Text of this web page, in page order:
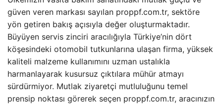
güven veren markası sayılan proppf.com.tr, sektöre
yön getiren bakış açısıyla değer oluşturmaktadır.
Büyüyen servis zinciri aracılığıyla Türkiye’nin dört
köşesindeki otomobil tutkunlarına ulaşan firma, yüksek
kaliteli malzeme kullanımını uzman ustalıkla
harmanlayarak kusursuz çıktılara mühür atmayı
sürdürmiyor. Mutlak ziyaretçi mutluluğunu temel
prensip noktası görerek seçen proppf.com.tr, aracınızın